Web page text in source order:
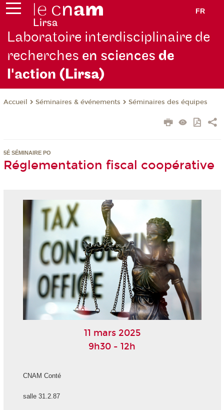
FR
Laboratoire interdisciplinaire de
recherches en sciencesde
l'action (Lirsa)
Accueil Séminaires & événements Séminaires des équipes
5É SÉMINAIRE PO
Réglementation fiscal coopérative
11 mars 2025
9h30 - 12h
CNAM Conté
salle 31.2.87